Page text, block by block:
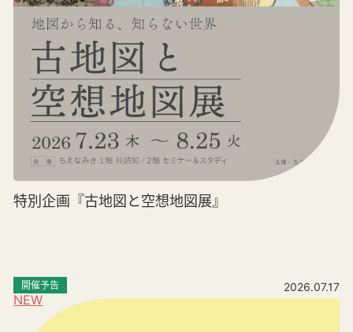
特別企画『古地図と空想地図展』
NEW
開催予告 2026.07.17